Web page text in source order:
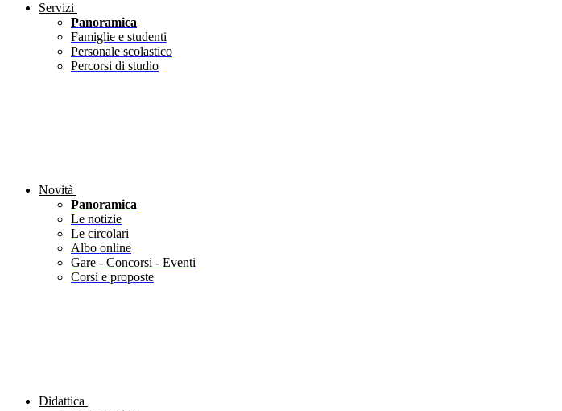
Servizi
Panoramica
Famiglie e studenti
Personale scolastico
Percorsi di studio
Novità
Panoramica
Le notizie
Le circolari
Albo online
Gare - Concorsi - Eventi
Corsi e proposte
Didattica